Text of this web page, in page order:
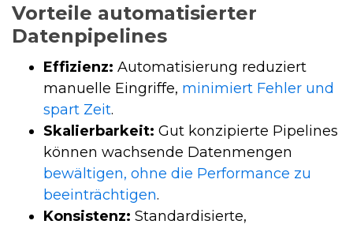
Vorteile automatisierter
Datenpipelines
Effizienz: Automatisierung reduziert
manuelle Eingriffe, minimiert Fehler und
spart Zeit.
Skalierbarkeit: Gut konzipierte Pipelines
können wachsende Datenmengen
bewältigen, ohne die Performance zu
beeinträchtigen.
Konsistenz: Standardisierte,